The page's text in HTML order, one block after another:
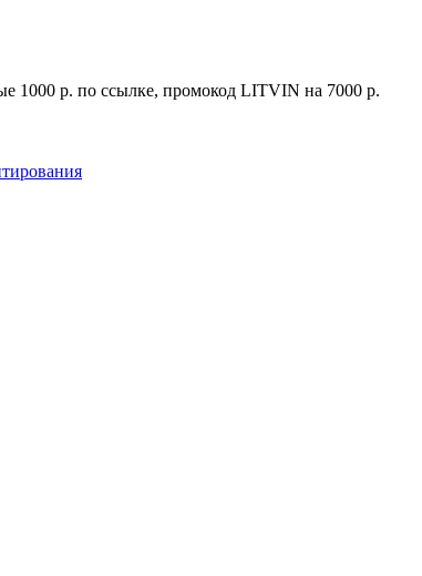
1000 р. по ссылке, промокод LITVIN на 7000 р.